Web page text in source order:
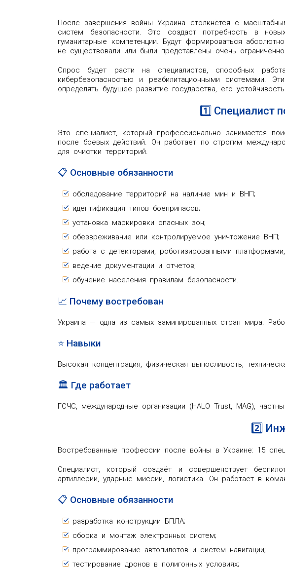
После завершения войны Украина столкнётся с
систем безопасности. Это создаст потребность в
гуманитарные компетенции. Будут формироваться
не существовали или были представлены очень
Спрос будет расти на специалистов, способных
кибербезопасностью и реабилитационными системами.
определять будущее развитие государства, его
1️⃣ Специалист
Это специалист, который профессионально занимается
после боевых действий. Он работает по строгим
для очистки территорий.
📋 Основные обязанности
обследование территорий на наличие мин и ВНП;
идентификация типов боеприпасов;
установка маркировки опасных зон;
обезвреживание или контролируемое уничтожение ВНП;
работа с детекторами, роботизированными
ведение документации и отчетов;
обучение населения правилам безопасности.
📈 Почему востребован
Украина — одна из самых заминированных стран мира.
⭐ Навыки
Высокая концентрация, физическая выносливость,
🏛️ Где работает
ГСЧС, международные организации (HALO Trust, MAG),
2️⃣
Востребованные профессии после войны в Украине: 15
Специалист, который создаёт и совершенствует
артиллерии, ударные миссии, логистика. Он работает в
📋 Основные обязанности
разработка конструкции БПЛА;
сборка и монтаж электронных систем;
программирование автопилотов и систем навигации;
тестирование дронов в полигонных условиях;